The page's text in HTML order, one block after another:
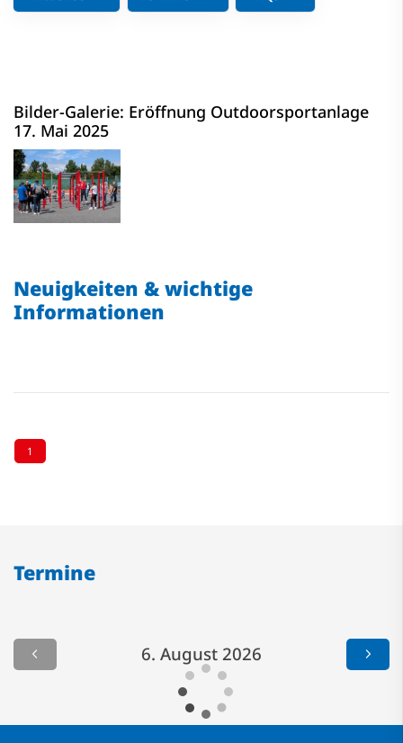
Bilder-Galerie: Eröffnung Outdoorsportanlage
17. Mai 2025
Neuigkeiten & wichtige
Informationen
1
Termine
6. August 2026